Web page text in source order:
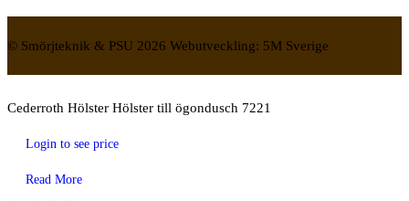
© Smörjteknik & PSU 2026 Webutveckling: 5M Sverige
Cederroth Hölster Hölster till ögondusch 7221
Login to see price
Read More